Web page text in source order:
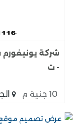
شركة يونيفورم
- ت
10 جنية م